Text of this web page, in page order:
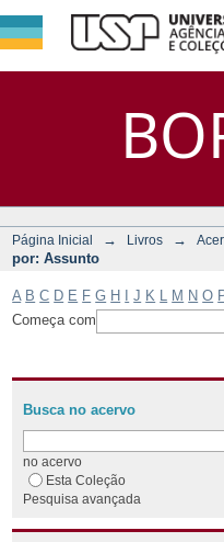
DSpace/
Página Inicial → Livros →
por: Assunto
A B C D E F G H J K M N O
Começa com
Busca no acervo
no acervo
Esta Coleção
Pesquisa avançada